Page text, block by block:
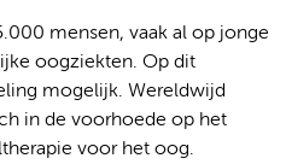
mensen, vaak al op jonge
oogziekten. Op dit
mogelijk. Wereldwijd
in de voorhoede op het
voor het oog.